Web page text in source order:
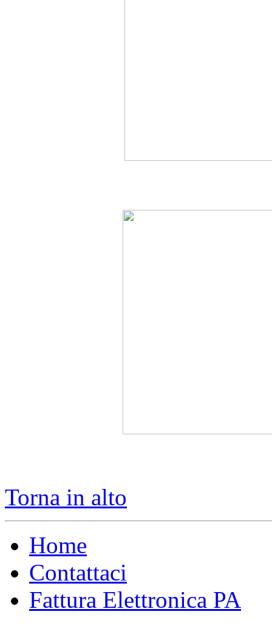
Torna in alto
Home
Contattaci
Fattura Elettronica PA